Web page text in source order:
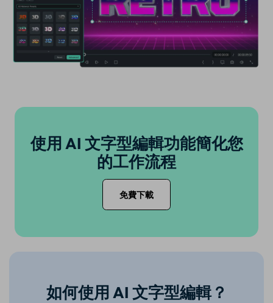
使用 AI 文字型編輯功能簡化您
的工作流程
免費下載
如何使用 AI 文字型編輯？